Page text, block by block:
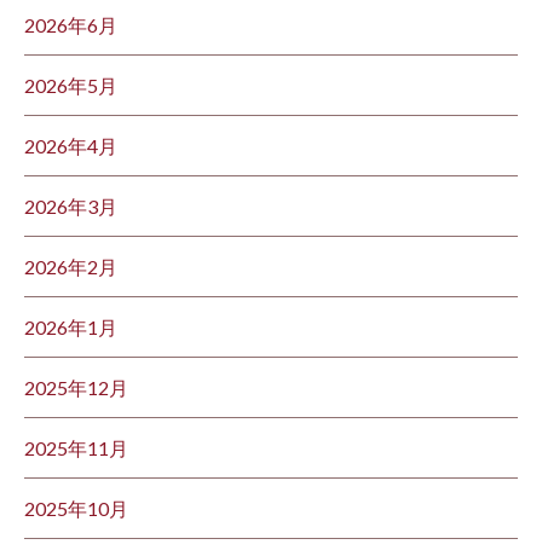
2026年6月
2026年5月
2026年4月
2026年3月
2026年2月
2026年1月
2025年12月
2025年11月
2025年10月